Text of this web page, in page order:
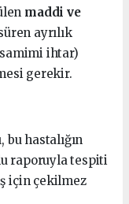
maddi ve
ayrılık
samimi ihtar)
gerekir.
hastalığın
raporuyla tespiti
için çekilmez